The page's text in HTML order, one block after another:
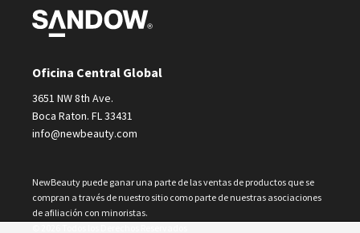
Oficina Central Global
3651 NW 8th Ave.
Boca Raton. FL 33431
info@newbeauty.com
NewBeauty puede ganar una parte de las ventas de productos que se
compran a través de nuestro sitio como parte de nuestras asociaciones
de afiliación con minoristas.